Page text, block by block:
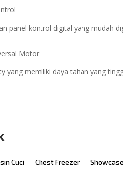
panel kontrol digital yang mudah
Motor
yang memiliki daya tahan yang
Cuci Chest Freezer Showcase